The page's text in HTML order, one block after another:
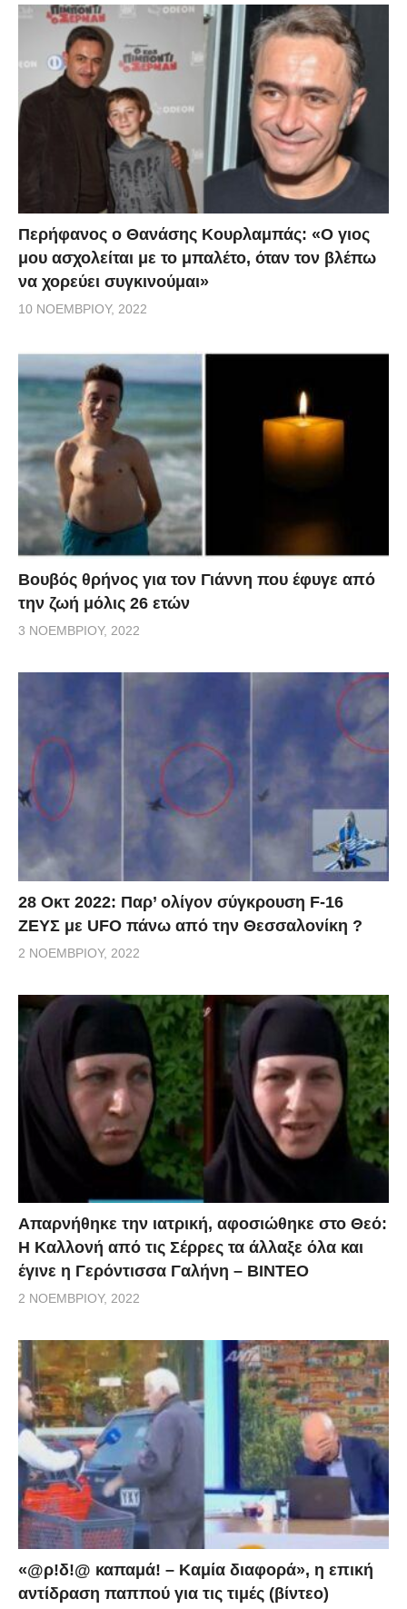
Περήφανος ο Θανάσης Κουρλαμπάς: «Ο γιος
μου ασχολείται με το μπαλέτο, όταν τον βλέπω
να χορεύει συγκινούμαι»
10 ΝΟΕΜΒΡΊΟΥ, 2022
Βουβός θρήνος για τον Γιάννη που έφυγε από
την ζωή μόλις 26 ετών
3 ΝΟΕΜΒΡΊΟΥ, 2022
28 Οκτ 2022: Παρ’ ολίγον σύγκρουση F-16
ΖΕΥΣ με UFO πάνω από την Θεσσαλονίκη ?
2 ΝΟΕΜΒΡΊΟΥ, 2022
Απαρνήθηκε την ιατρική, αφοσιώθηκε στο Θεό:
Η Καλλονή από τις Σέρρες τα άλλαξε όλα και
έγινε η Γερόντισσα Γαλήνη – ΒΙΝΤΕΟ
2 ΝΟΕΜΒΡΊΟΥ, 2022
«@ρ!δ!@ καπαμά! – Καμία διαφορά», η επική
αντίδραση παππού για τις τιμές (βίντεο)